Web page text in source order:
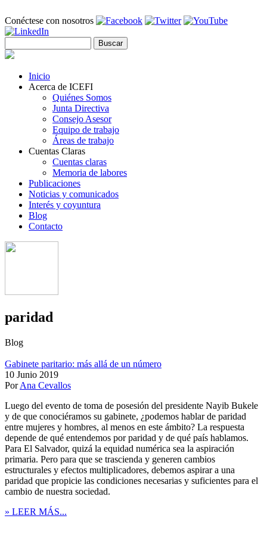
Conéctese con nosotros
Formulario de búsqueda
Inicio
Acerca de ICEFI
Quiénes Somos
Junta Directiva
Consejo Asesor
Equipo de trabajo
Áreas de trabajo
Cuentas Claras
Cuentas claras
Memoria de labores
Publicaciones
Noticias y comunicados
Interés y coyuntura
Blog
Contacto
paridad
Blog
Gabinete paritario: más allá de un número
10 Junio 2019
PorAna Cevallos
Luego del evento de toma de posesión del presidente Nayib Bukele
y de que conociéramos su gabinete, ¿podemos hablar de paridad
entre mujeres y hombres, al menos en este ámbito? La respuesta
depende de qué entendemos por paridad y de qué país hablamos.
Para El Salvador, quizá la equidad numérica sea la aspiración
primaria. Pero para que se trascienda y generen cambios
estructurales y efectos multiplicadores, debemos aspirar a una
paridad que propicie las condiciones necesarias y suficientes para el
cambio de nuestra sociedad.
» LEER MÁS...